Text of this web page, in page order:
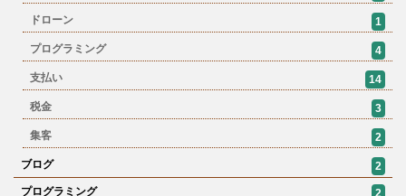
ドローン 1
プログラミング 4
支払い 14
税金 3
集客 2
ブログ
2
プログラミング
2